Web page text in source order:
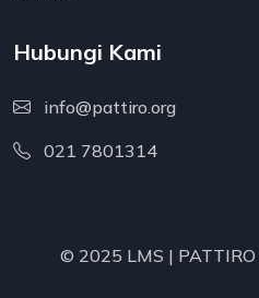
Hubungi Kami
info@pattiro.org
021 7801314
© 2025 LMS | PATTIRO